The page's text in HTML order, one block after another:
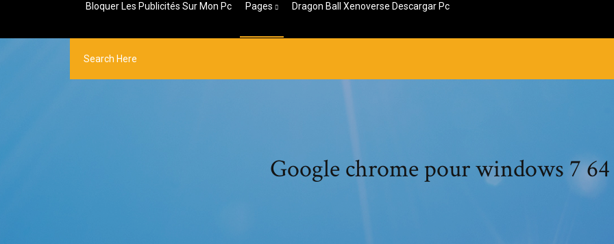
Bloquer Les Publicités Sur Mon Pc Pages Dragon Ball Xenoverse Descargar Pc
Google chrome pour windows 7